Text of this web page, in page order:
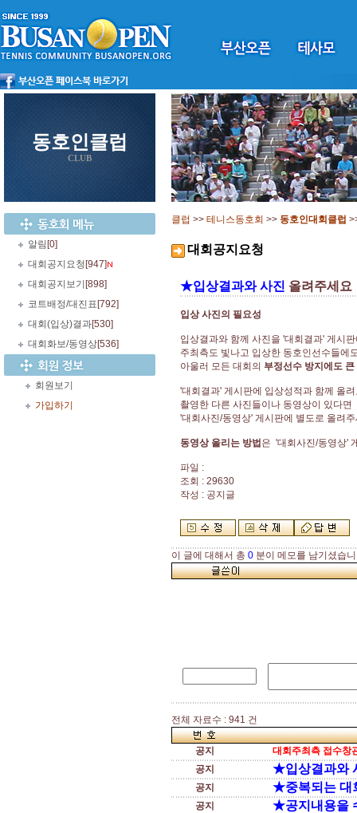
동호인클럽
CLUB
알림 [0]
대회공지요청 [947]
대회공지보기 [898]
코트배정/대진표 [792]
대회(입상)결과[530]
대회화보/동영상[536]
회원보기
가입하기
클럽 >> 테니스동호회 >> 동호인대회클럽
대회공지요청
★입상결과와 사진 올려주세요
입상 사진의 필요성
입상결과와 함께 사진을 '대회결과' 게시
주최측도 빛나고 입상한 동호인선수들에
아울러 모든 대회의 부정선수 방지에도
'대회결과' 게시판에 입상성적과 함께 올
촬영한 다른 사진들이나 동영상이 있다면
'대회사진/동영상' 게시판에 별도로 올려
동영상 올리는 방법 은 '대회사진/동영상'
파일 :
조회 : 29630
작성 : 공지글
이 글에 대해서 총 0 분이 메모를 남기셨습
전체 자료수 : 941 건
공지
대회주최측 접수창
공지
★입상결과와
공지 ★중복되는 대
공지 ★공지내용을